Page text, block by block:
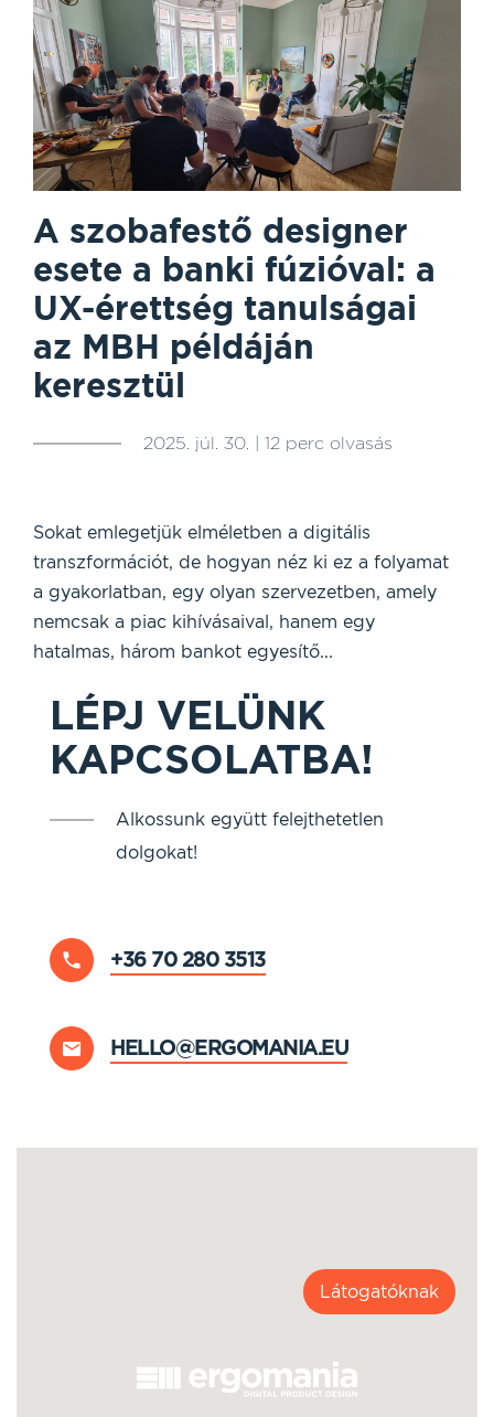
A szobafestő designer
esete a banki fúzióval: a
UX-érettség tanulságai
az MBH példáján
keresztül
2025. júl. 30. | 12 perc olvasás
Sokat emlegetjük elméletben a digitális
transzformációt, de hogyan néz ki ez a folyamat
a gyakorlatban, egy olyan szervezetben, amely
nemcsak a piac kihívásaival, hanem egy
hatalmas, három bankot egyesítő...
LÉPJ VELÜNK
KAPCSOLATBA!
Alkossunk együtt felejthetetlen
dolgokat!
+36 70 280 3513
HELLO@ERGOMANIA.EU
Látogatóknak